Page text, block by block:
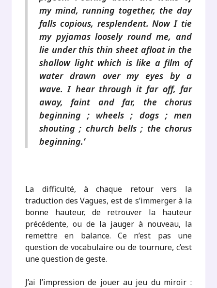
my mind, running together, the day
falls copious, resplendent. Now I tie
my pyjamas loosely round me, and
lie under this thin sheet afloat in the
shallow light which is like a film of
water drawn over my eyes by a
wave. I hear through it far off, far
away, faint and far, the chorus
beginning ; wheels ; dogs ; men
shouting ; church bells ; the chorus
beginning.’
La difficulté, à chaque retour vers la
traduction des Vagues, est de s’immerger à la
bonne hauteur, de retrouver la hauteur
précédente, ou de la jauger à nouveau, la
remettre en balance. Ce n’est pas une
question de vocabulaire ou de tournure, c’est
une question de geste.
J’ai l’impression de jouer au jeu du miroir :